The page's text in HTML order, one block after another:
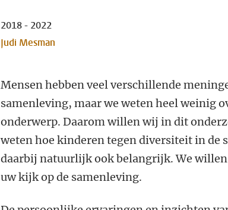
2018 - 2022
Judi Mesman
Mensen hebben veel verschillende
samenleving, maar we weten heel weinig
onderwerp. Daarom willen wij in dit
weten hoe kinderen tegen diversiteit in de
daarbij natuurlijk ook belangrijk. We
uw kijk op de samenleving.